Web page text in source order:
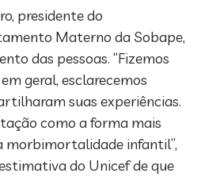
presidente do
Materno da Sobape,
das pessoas. “Fizemos
geral, esclarecemos
suas experiências.
como a forma mais
morbimortalidade infantil”,
do Unicef de que